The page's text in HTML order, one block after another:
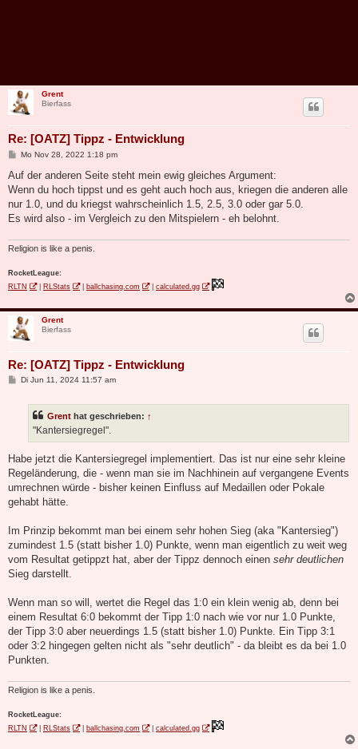
Grent
Bierfass
Re: [OATZ] Tippz - Entwicklung
B
r
a
Mo Nov 28, 2022 1:18 pm
Auf der anderen Seite steht mein ewig gleiches Argument:
Wenn du hoch tippst und es geht auch hoch aus, kriegen die anderen alle
nur 1.0, und du kriegst wahrscheinlich 1.5, 2.5, 3.0 oder gar 5.0.
Es wird also - im Vergleich zu den Mitspielern - eh belohnt.
Religion is like a penis.
RocketLeague:
RLTN
| RLStats | ballchasing.com | calculated.gg
Grent
Bierfass
Re: [OATZ] Tippz - Entwicklung
BDi Jun 11, 2024 11:57 am
Grent hat geschrieben: ↑
"Kantersiegregel".
Habe jetzt die Kantersiegregel implementiert. Das ist nur eine sehr kleine
Regeländerung, die - wenn man sie im Nachhinein auf vergangene Events
umrechnen würde - bisher keinen Einfluss auf Medaillen oder Pokale
gehabt hätte.
Im Prinzip bekommt man bei einem sehr hohen Sieg (aka "Kantersieg")
zumindest 1.5 (statt bisher 1.0) Punkte, wenn man eigentlich zu weit weg
vom Resultat getippzt hat, aber der Tippz dennoch einen sehr deutlichen
Sieg darstellt.
Wenn man so will, wertet die Regel das 1:0 ein klein wenig ab, denn bei
einem Resultat 6:0 bekommt der Tipp 1:0 nach wie vor nur 1.0 Punkte,
der Tipp 3:0 aber neuerdings 1.5 (statt bisher 1.0) Punkte. Ein Tipp 3:1
oder 3:2 hingegen gelten nicht als "sehr deutlich" - da bleibt es da bei 1.0
Punkten.
Religion is like a penis.
RocketLeague:
RLTN
| RLStats | ballchasing.com | calculated.gg